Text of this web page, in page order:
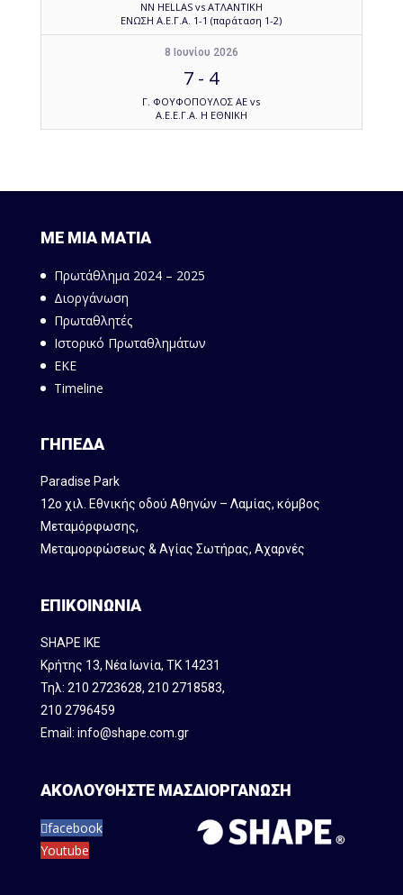
NN HELLAS vs ΑΤΛΑΝΤΙΚΗ
ΕΝΩΣΗ Α.Ε.Γ.Α. 1-1 (παράταση 1-2)
8 Ιουνίου 2026
7 - 4
Γ. ΦΟΥΦΟΠΟΥΛΟΣ ΑΕ vs
Α.Ε.Ε.Γ.Α. Η ΕΘΝΙΚΗ
ΜΕ ΜΙΑ ΜΑΤΙΑ
Πρωτάθλημα 2024 – 2025
Διοργάνωση
Πρωταθλητές
Ιστορικό Πρωταθλημάτων
ΕΚΕ
Timeline
ΓΗΠΕΔΑ
Paradise Park
12ο χιλ. Εθνικής οδού Αθηνών – Λαμίας, κόμβος
Mεταμόρφωσης,
Μεταμορφώσεως & Αγίας Σωτήρας, Αχαρνές
ΕΠΙΚΟΙΝΩΝΙΑ
SHAPE IKE
Κρήτης 13, Νέα Ιωνία, ΤΚ 14231
Τηλ: 210 2723628, 210 2718583,
210 2796459
Email: info@shape.com.gr
ΑΚΟΛΟΥΘΗΣΤΕ ΜΑΣ
facebook
Youtube
ΔΙΟΡΓΑΝΩΣΗ